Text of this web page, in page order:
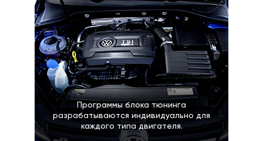
Программы блока тюнинга
разрабатываются индивидуально для
каждого типа двигателя.